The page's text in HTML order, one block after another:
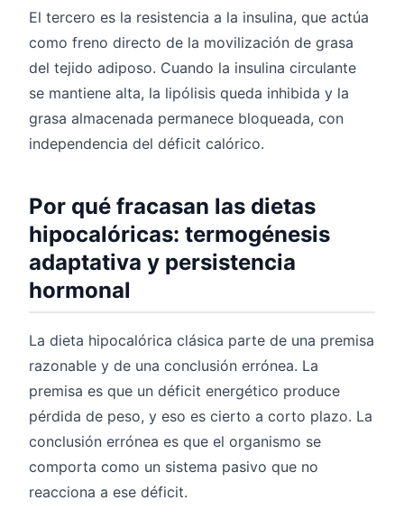
El tercero es la resistencia a la insulina, que actúa
como freno directo de la movilización de grasa
del tejido adiposo. Cuando la insulina circulante
se mantiene alta, la lipólisis queda inhibida y la
grasa almacenada permanece bloqueada, con
independencia del déficit calórico.
Por qué fracasan las dietas
hipocalóricas: termogénesis
adaptativa y persistencia
hormonal
La dieta hipocalórica clásica parte de una premisa
razonable y de una conclusión errónea. La
premisa es que un déficit energético produce
pérdida de peso, y eso es cierto a corto plazo. La
conclusión errónea es que el organismo se
comporta como un sistema pasivo que no
reacciona a ese déficit.